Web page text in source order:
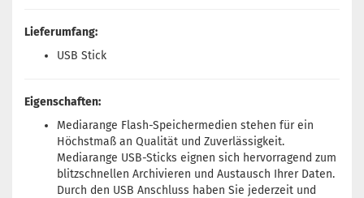
Lieferumfang:
USB Stick
Eigenschaften:
Mediarange Flash-Speichermedien stehen für ein
Höchstmaß an Qualität und Zuverlässigkeit.
Mediarange USB-Sticks eignen sich hervorragend zum
blitzschnellen Archivieren und Austausch Ihrer Daten.
Durch den USB Anschluss haben Sie jederzeit und